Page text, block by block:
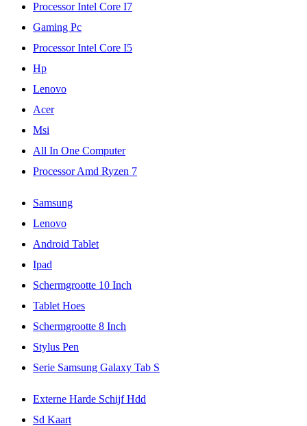
Processor Intel Core I7
Gaming Pc
Processor Intel Core I5
Hp
Lenovo
Acer
Msi
All In One Computer
Processor Amd Ryzen 7
Samsung
Lenovo
Android Tablet
Ipad
Schermgrootte 10 Inch
Tablet Hoes
Schermgrootte 8 Inch
Stylus Pen
Serie Samsung Galaxy Tab S
Externe Harde Schijf Hdd
Sd Kaart